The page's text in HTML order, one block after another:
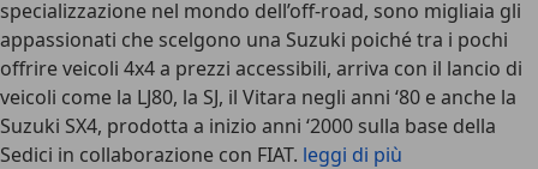
specializzazione nel mondo dell’off-road, sono migliaia gli
appassionati che scelgono una Suzuki poiché tra i pochi
offrire veicoli 4x4 a prezzi accessibili, arriva con il lancio di
veicoli come la LJ80, la SJ, il Vitara negli anni ‘80 e anche la
Suzuki SX4, prodotta a inizio anni ‘2000 sulla base della
Sedici in collaborazione con FIAT. leggi di più